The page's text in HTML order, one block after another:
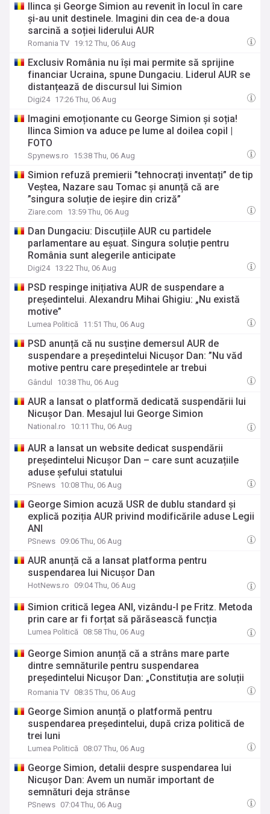
Ilinca și George Simion au revenit în locul în care
și-au unit destinele. Imagini din cea de-a doua
sarcină a soției liderului AUR
Romania TV 19:12 Thu, 06 Aug
Exclusiv România nu își mai permite să sprijine
financiar Ucraina, spune Dungaciu. Liderul AUR se
distanțează de discursul lui Simion
Digi24 17:26 Thu, 06 Aug
Imagini emoționante cu George Simion și soția!
Ilinca Simion va aduce pe lume al doilea copil |
FOTO
Spynews.ro 15:38 Thu, 06 Aug
Simion refuză premierii ”tehnocrați inventați” de tip
Veștea, Nazare sau Tomac și anunță că are
”singura soluție de ieșire din criză”
Ziare.com 13:59 Thu, 06 Aug
Dan Dungaciu: Discuțiile AUR cu partidele
parlamentare au eșuat. Singura soluție pentru
România sunt alegerile anticipate
Digi24 13:22 Thu, 06 Aug
PSD respinge inițiativa AUR de suspendare a
președintelui. Alexandru Mihai Ghigiu: „Nu există
motive”
Lumea Politică 11:51 Thu, 06 Aug
PSD anunță că nu susține demersul AUR de
suspendare a președintelui Nicușor Dan: ”Nu văd
motive pentru care președintele ar trebui
suspendat”
Gândul 10:38 Thu, 06 Aug
AUR a lansat o platformă dedicată suspendării lui
Nicușor Dan. Mesajul lui George Simion
National.ro 10:11 Thu, 06 Aug
AUR a lansat un website dedicat suspendării
președintelui Nicușor Dan – care sunt acuzațiile
aduse șefului statului
PSnews 10:08 Thu, 06 Aug
George Simion acuză USR de dublu standard și
explică poziția AUR privind modificările aduse Legii
ANI
PSnews 09:06 Thu, 06 Aug
AUR anunță că a lansat platforma pentru
suspendarea lui Nicușor Dan
HotNews.ro 09:04 Thu, 06 Aug
Simion critică legea ANI, vizându-l pe Fritz. Metoda
prin care ar fi forțat să părăsească funcția
Lumea Politică 08:58 Thu, 06 Aug
George Simion anunță că a strâns mare parte
dintre semnăturile pentru suspendarea
președintelui Nicușor Dan: „Constituția are soluții
pentru tot și pentru toți”
Romania TV 08:35 Thu, 06 Aug
George Simion anunță o platformă pentru
suspendarea președintelui, după criza politică de
trei luni
Lumea Politică 08:07 Thu, 06 Aug
George Simion, detalii despre suspendarea lui
Nicușor Dan: Avem un număr important de
semnături deja strânse
PSnews 07:04 Thu, 06 Aug